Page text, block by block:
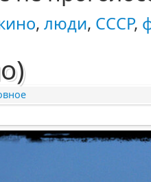
, люди, СССР,